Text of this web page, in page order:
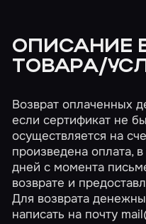
ОПИСАНИЕ
ТОВАРА/
Возврат оплаченных
если сертификат не
осуществляется на
произведена оплата,
дней с момента
возврате и
Для возврата
написать на почту